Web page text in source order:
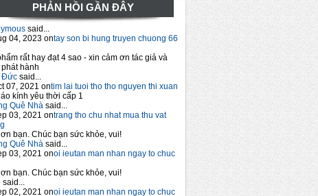
PHẢN HỒI GẦN ĐÂY
said...
04, 2023 ontay son bi hung truyen chuong 66
rất hay đạt 4 sao - xin cảm ơn tác giả và
hành
Đức said...
07, 2021 ontim lai tuoi tho tho nguyen thi xuan
kính yêu thời cấp 1
Quê Nhà said...
03, 2021 ontrang tho chu nhat mua thu vat
bạn. Chúc bạn sức khỏe, vui!
Quê Nhà said...
03, 2021 onoi ieutan man nhan ngay to chuc
bạn. Chúc bạn sức khỏe, vui!
said...
02, 2021 onoi ieutan man nhan ngay to chuc